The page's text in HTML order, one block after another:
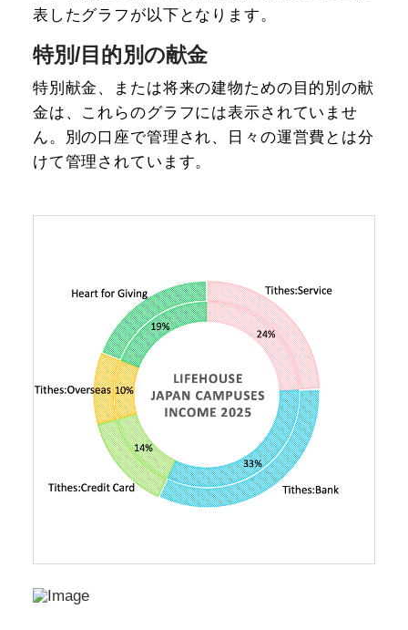
表したグラフが以下となります。
特別/目的別の献金
特別献金、または将来の建物ための目的別の献
金は、これらのグラフには表示されていませ
ん。別の口座で管理され、日々の運営費とは分
けて管理されています。